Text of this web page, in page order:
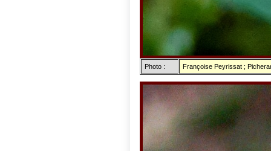
Photo : Françoise Peyrissat ;